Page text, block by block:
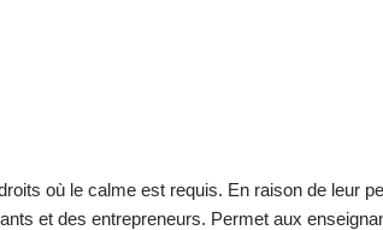
où le calme est requis. En raison de leur
et des entrepreneurs. Permet aux